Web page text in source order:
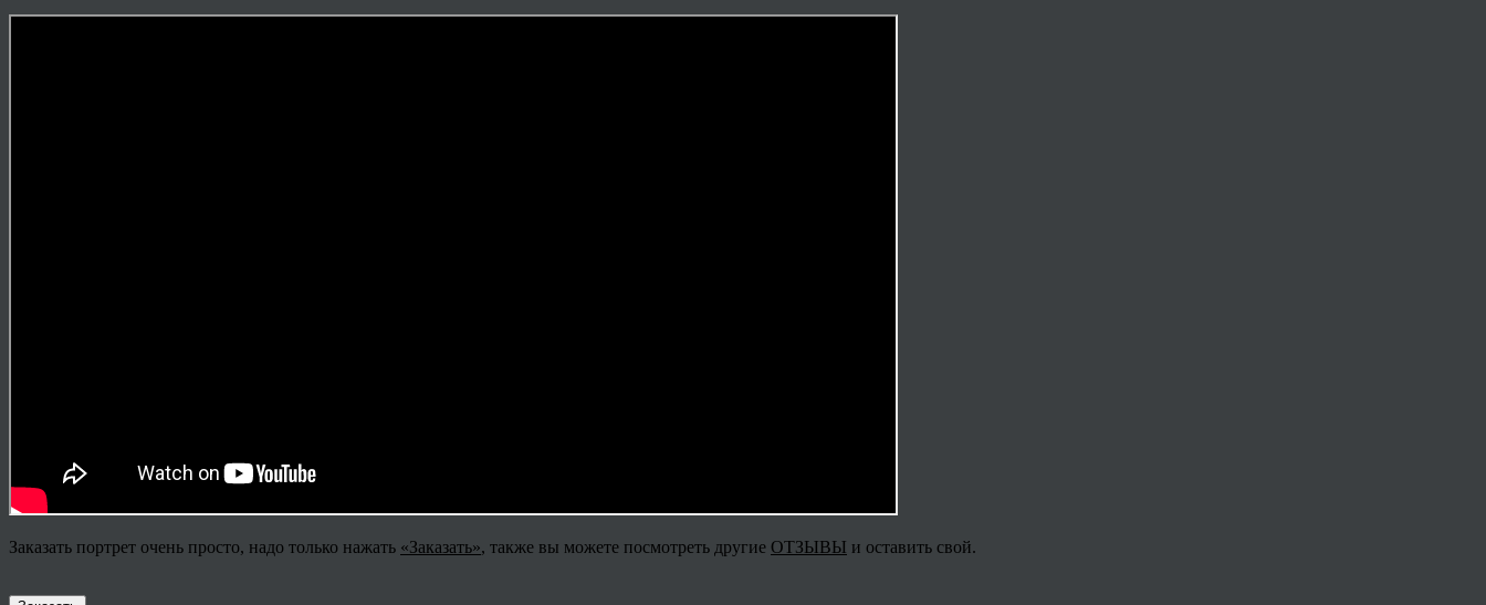
Заказать портрет очень просто, надо только нажать «Заказать», также вы можете посмотреть другие ОТЗЫВЫ и оставить свой.